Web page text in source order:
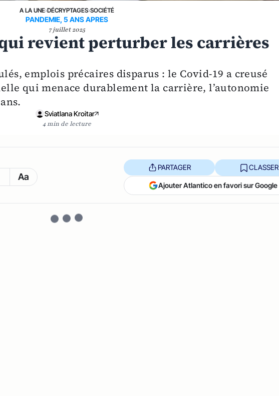
A LA UNE›DÉCRYPTAGES›SOCIÉTÉ
PANDEMIE, 5 ANS APRES
7 juillet 2025
revient perturber les carrières
emplois précaires disparus : le Covid-19 a creusé
qui menace durablement la carrière, l’autonomie
Sviatlana Kroitar
4 min de lecture
Aa
PARTAGER CLASSER
Ajouter Atlantico en favori sur Google